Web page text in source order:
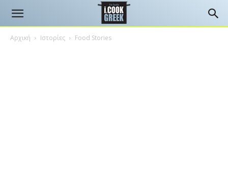
Αρχική Ιστορίες Food Stories